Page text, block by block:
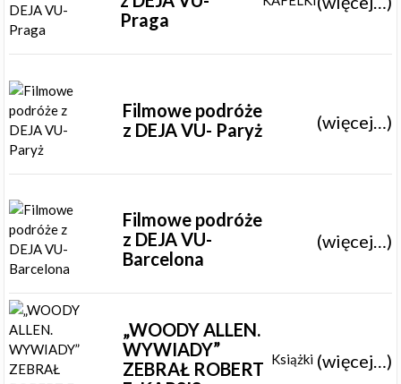
Praga
Filmowe podróże
z DEJA VU- Paryż
(więcej…)
Filmowe podróże
z DEJA VU-
Barcelona
(więcej…)
„WOODY ALLEN.
WYWIADY”
ZEBRAŁ ROBERT Książki (więcej…)